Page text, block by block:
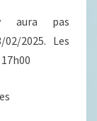
aura pas
2025. Les